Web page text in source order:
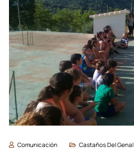
Comunicación Castaños Del Genal